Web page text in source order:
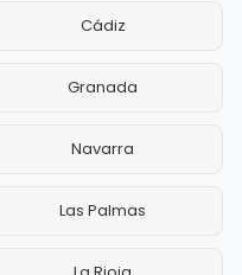
Cádiz
Granada
Navarra
Las Palmas